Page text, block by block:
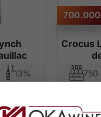
13%
Crocus
700.000
750